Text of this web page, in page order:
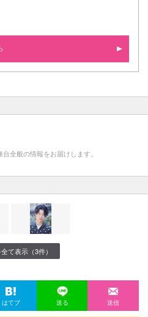
全般の情報をお届けします。
て表示（3件）
はてブ 送る 送信